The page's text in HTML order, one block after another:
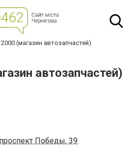
(магазин автозапчастей)
автозапчастей)
Победы, 39